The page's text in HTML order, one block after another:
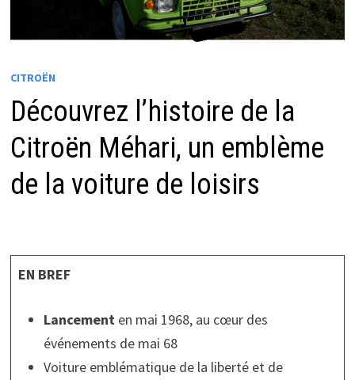
CITROËN
Découvrez l’histoire de la
Citroën Méhari, un emblème
de la voiture de loisirs
EN BREF
Lancementen mai 1968, au cœur des
événements de mai 68
Voiture emblématique de la liberté et de